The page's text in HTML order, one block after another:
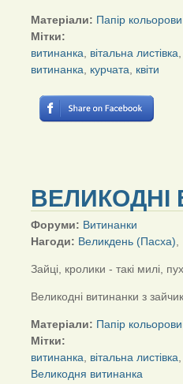
Матеріали: Папір
Мітки:
витинанка
вітальна листівка
витинанка
курчата квіти
ВЕЛИКОДНІ
Форуми: Витинанки
Нагоди: Великдень (Пасха)
Зайці, кролики - такі милі,
Великодні витинанки з
Матеріали: Папір
Мітки:
витинанка
вітальна листівка
Великодня витинанка